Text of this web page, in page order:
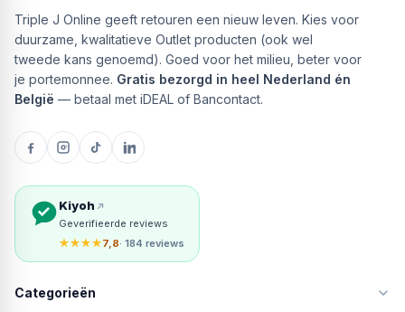
Triple J Online geeft retouren een nieuw leven. Kies voor
duurzame, kwalitatieve Outlet producten (ook wel
tweede kans genoemd). Goed voor het milieu, beter voor
je portemonnee. Gratis bezorgd in heel Nederland én
België — betaal met iDEAL of Bancontact.
Kiyoh
Geverifieerde reviews
★★★★7,8· 184 reviews
Categorieën